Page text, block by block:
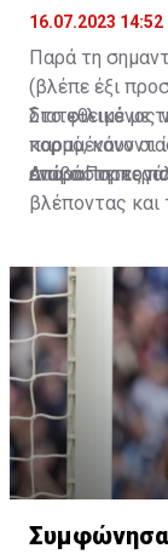
16.07.2023 14:52
Παρά τη
(βλέπε έξι
διατεθειμένος
κορμό,
απαραίτητες
Στο φιλικό με
παραμένουν οι
ενώ ο
βλέποντας και
Διαβάστε